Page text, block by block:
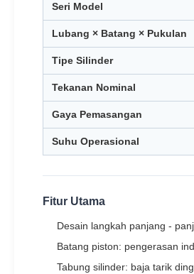
Seri Model
Lubang × Batang × Pukulan
Tipe Silinder
Tekanan Nominal
Gaya Pemasangan
Suhu Operasional
Fitur Utama
Desain langkah panjang -
Batang piston: pengerasan
Tabung silinder: baja tarik